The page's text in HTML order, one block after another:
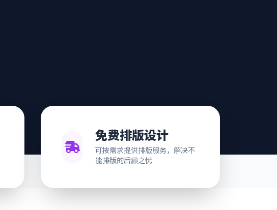
免费排版设计
可按需求提供排版服务，解决不
能排版的后顾之忧